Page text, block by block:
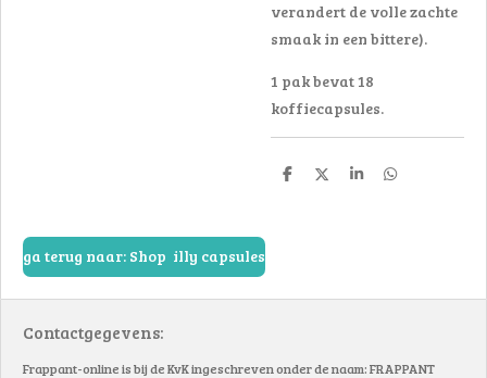
verandert de volle zachte
smaak in een bittere).
1 pak bevat 18
koffiecapsules.
D
D
S
D
ga terug naar: Shop illy capsules
Contactgegevens:
Frappant-online is bij de KvK ingeschreven onder de naam: FRAPPANT